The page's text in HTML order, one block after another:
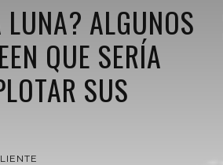
ALGUNOS
QUE SERÍA
SUS